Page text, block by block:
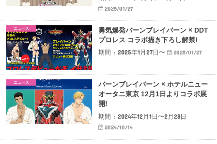
2025/01/27
ニュース
勇気爆発バーンブレイバーン × DDT
プロレス コラボ描き下ろし解禁!
期間 : 2025年1月27日〜
2025/01/27
ニュース
バーンブレイバーン × ホテルニュー
オータニ東京 12月1日よりコラボ展
開!
期間 : 2024年12月1日〜2月28日
2024/10/14